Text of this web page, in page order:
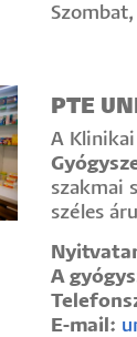
PTE
A
szakmai
széles
A
E-mail: